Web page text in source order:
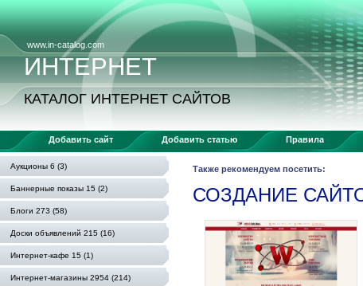
www.in-catalog.com
ИНТЕРНЕТ
КАТАЛОГ ИНТЕРНЕТ САЙТОВ
Добавить сайт Добавить статью Правила
Аукционы 6 (3)
Баннерные показы 15 (2)
Блоги 273 (58)
Доски объявлений 215 (16)
Интернет-кафе 15 (1)
Интернет-магазины 2954 (214)
Также рекомендуем посетить:
СОЗДАНИЕ